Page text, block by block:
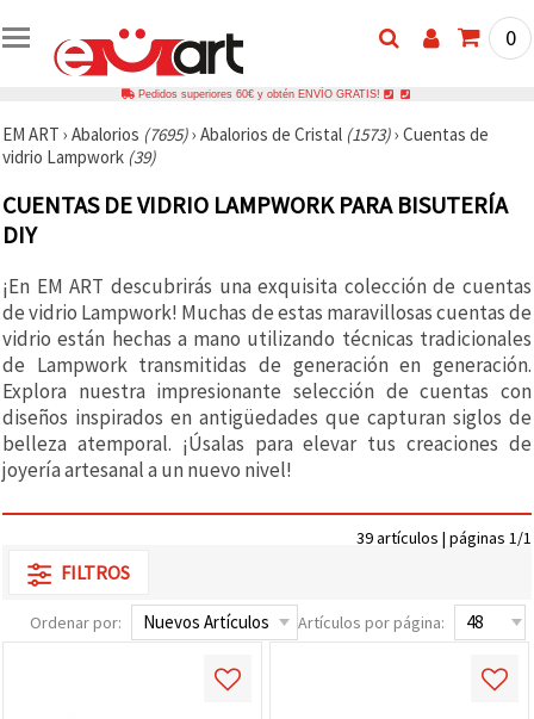
0
Pedidos superiores 60€ y obtén ENVÍO GRATIS!
EM ART › Abalorios (7695)› Abalorios de Cristal (1573)› Cuentas de
vidrio Lampwork (39)
CUENTAS DE VIDRIO LAMPWORK PARA BISUTERÍA
DIY
¡En EM ART descubrirás una exquisita colección de cuentas
de vidrio Lampwork! Muchas de estas maravillosas cuentas de
vidrio están hechas a mano utilizando técnicas tradicionales
de Lampwork transmitidas de generación en generación.
Explora nuestra impresionante selección de cuentas con
diseños inspirados en antigüedades que capturan siglos de
belleza atemporal. ¡Úsalas para elevar tus creaciones de
joyería artesanal a un nuevo nivel!
39 artículos | páginas 1/1
FILTROS
Ordenar por: Artículos por página: